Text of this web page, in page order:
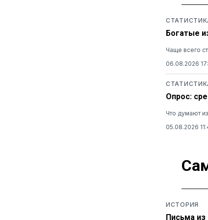
Богатые
Чаще всего
06.08.2026
Опрос:
Что думают
05.08.2026
ИСТОРИЯ
Письма из